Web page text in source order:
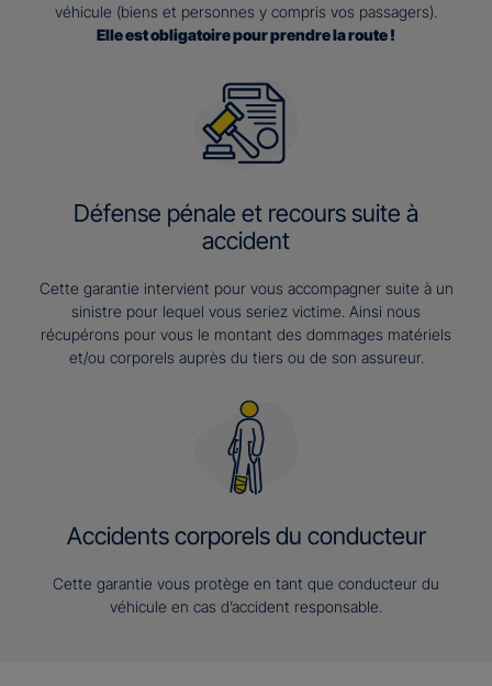
véhicule (biens et personnes y compris vos passagers).
Elle est obligatoire pour prendre la route !
Défense pénale et recours suite à
accident
Cette garantie intervient pour vous accompagner suite à un
sinistre pour lequel vous seriez victime. Ainsi nous
récupérons pour vous le montant des dommages matériels
et/ou corporels auprès du tiers ou de son assureur.
Accidents corporels du conducteur
Cette garantie vous protège en tant que conducteur du
véhicule en cas d’accident responsable.